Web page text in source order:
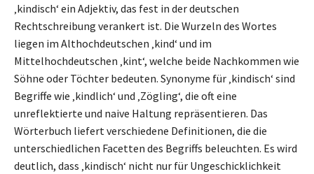
‚kindisch‘ ein Adjektiv, das fest in der deutschen
Rechtschreibung verankert ist. Die Wurzeln des Wortes
liegen im Althochdeutschen ‚kind‘ und im
Mittelhochdeutschen ‚kint‘, welche beide Nachkommen wie
Söhne oder Töchter bedeuten. Synonyme für ‚kindisch‘ sind
Begriffe wie ‚kindlich‘ und ‚Zögling‘, die oft eine
unreflektierte und naive Haltung repräsentieren. Das
Wörterbuch liefert verschiedene Definitionen, die die
unterschiedlichen Facetten des Begriffs beleuchten. Es wird
deutlich, dass ‚kindisch‘ nicht nur für Ungeschicklichkeit